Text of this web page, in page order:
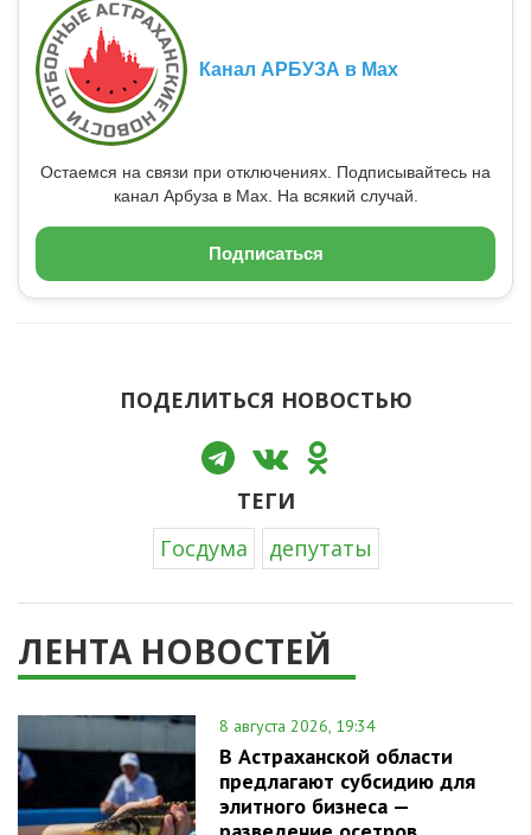
Канал АРБУЗА в Max
Остаемся на связи при отключениях. Подписывайтесь на
канал Арбуза в Max. На всякий случай.
Подписаться
ПОДЕЛИТЬСЯ НОВОСТЬЮ
ТЕГИ
Госдума
депутаты
ЛЕНТА НОВОСТЕЙ
8 августа 2026, 19:34
В Астраханской области
предлагают субсидию для
элитного бизнеса —